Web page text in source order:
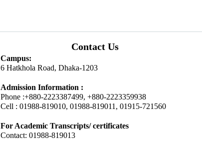
Contact Us
Campus:
6 Hatkhola Road, Dhaka-1203
Admission Information :
Phone :+880-2223387499, +880-2223359938
Cell : 01988-819010, 01988-819011, 01915-721560
For Academic Transcripts/ certificates
Contact: 01988-819013